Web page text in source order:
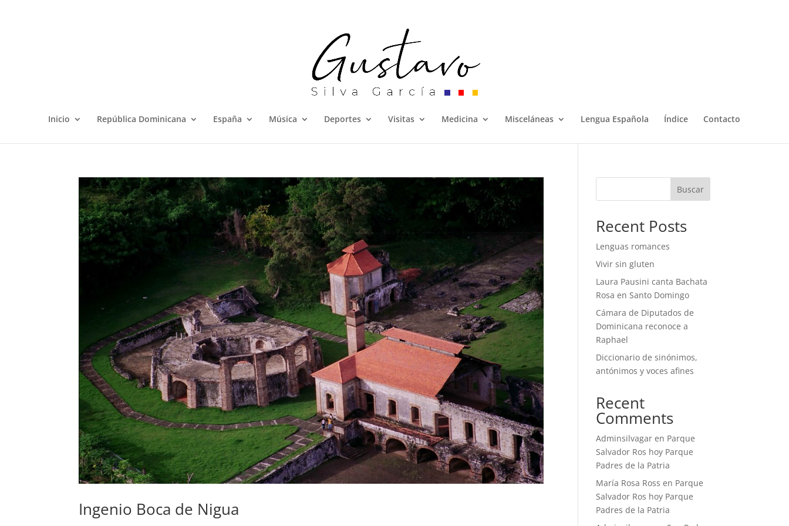
Inicio República Dominicana España Música Deportes Visitas Medicina Misceláneas Lengua Española Índice Contacto
Ingenio Boca de Nigua
Buscar
Recent Posts
Lenguas romances
Vivir sin gluten
Laura Pausini canta Bachata
Rosa en Santo Domingo
Cámara de Diputados de
Dominicana reconoce a
Raphael
Diccionario de sinónimos,
antónimos y voces afines
Recent
Comments
Adminsilvagar en Parque
Salvador Ros hoy Parque
Padres de la Patria
María Rosa Ross en Parque
Salvador Ros hoy Parque
Padres de la Patria